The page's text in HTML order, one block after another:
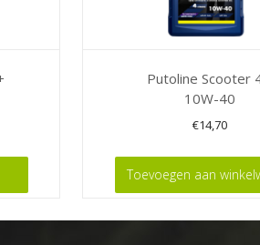
Putoline Scooter
10W-40
€14,70
Toevoegen aan